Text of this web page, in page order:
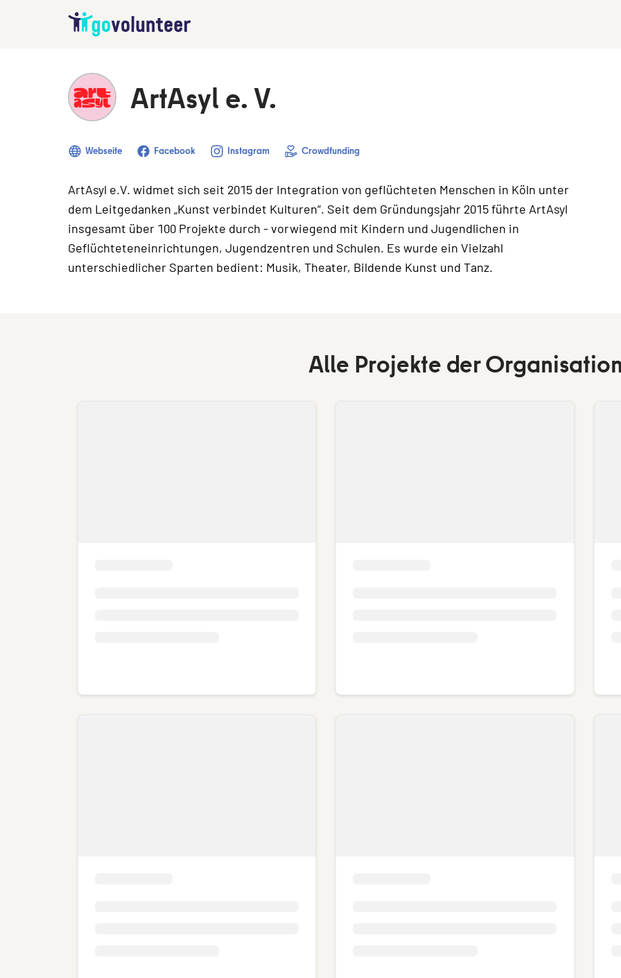
ArtAsyl e. V.
Webseite Facebook Instagram Crowdfunding
ArtAsyl e.V. widmet sich seit 2015 der Integration von geflüchteten Menschen in Köln unter
dem Leitgedanken „Kunst verbindet Kulturen“. Seit dem Gründungsjahr 2015 führte ArtAsyl
insgesamt über 100 Projekte durch - vorwiegend mit Kindern und Jugendlichen in
Geflüchteteneinrichtungen, Jugendzentren und Schulen. Es wurde ein Vielzahl
unterschiedlicher Sparten bedient: Musik, Theater, Bildende Kunst und Tanz.
Alle Projekte der